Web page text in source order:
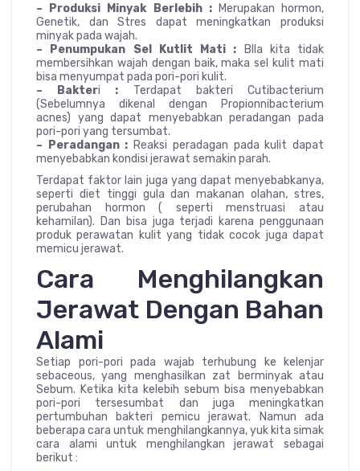
– Produksi Minyak Berlebih :Merupakan hormon,
Genetik, dan Stres dapat meningkatkan produksi
minyak pada wajah.
– Penumpukan Sel Kutlit Mati : BIla kita tidak
membersihkan wajah dengan baik, maka sel kulit mati
bisa menyumpat pada pori-pori kulit.
– Bakteri : Terdapat bakteri Cutibacterium
(Sebelumnya dikenal dengan Propionnibacterium
acnes) yang dapat menyebabkan peradangan pada
pori-pori yang tersumbat.
– Peradangan : Reaksi peradagan pada kulit dapat
menyebabkan kondisi jerawat semakin parah.
Terdapat faktor lain juga yang dapat menyebabkanya,
seperti diet tinggi gula dan makanan olahan, stres,
perubahan hormon ( seperti menstruasi atau
kehamilan). Dan bisa juga terjadi karena penggunaan
produk perawatan kulit yang tidak cocok juga dapat
memicu jerawat.
Cara Menghilangkan
Jerawat Dengan Bahan
Alami
Setiap pori-pori pada wajab terhubung ke kelenjar
sebaceous, yang menghasilkan zat berminyak atau
Sebum. Ketika kita kelebih sebum bisa menyebabkan
pori-pori tersesumbat dan juga meningkatkan
pertumbuhan bakteri pemicu jerawat. Namun ada
beberapa cara untuk menghilangkannya, yuk kita simak
cara alami untuk menghilangkan jerawat sebagai
berikut :